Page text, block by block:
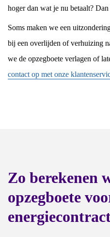
hoger dan wat je nu betaalt?
Soms maken we een
bij een overlijden of verhuizing
we de opzegboete verlagen of
contact op met onze
Zo berekenen
opzegboete